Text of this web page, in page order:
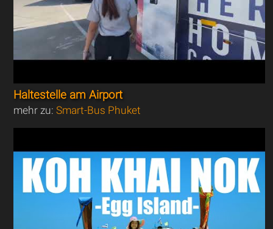
Haltestelle am Airport
mehr zu:Smart-Bus Phuket